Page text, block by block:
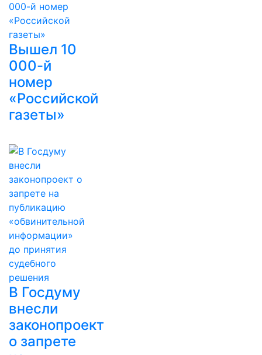
Вышел 10
000-й
номер
«Российской
газеты»
В Госдуму
внесли
законопроект
о запрете